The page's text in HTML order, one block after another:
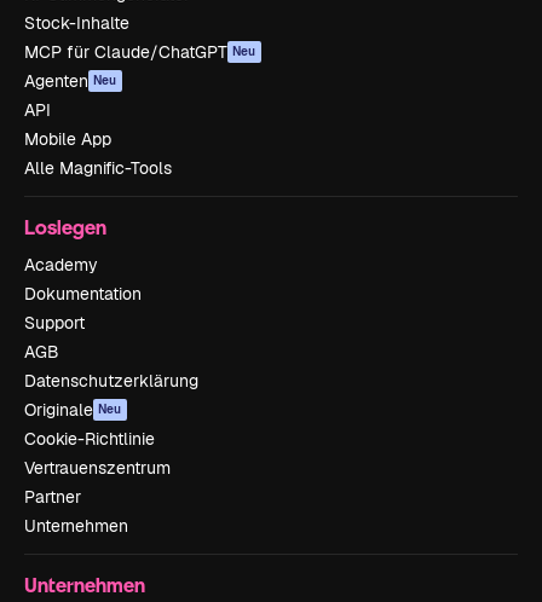
Stock-Inhalte
MCP für Claude/ChatGPT Neu
Agenten Neu
API
Mobile App
Alle Magnific-Tools
Loslegen
Academy
Dokumentation
Support
AGB
Datenschutzerklärung
Originale Neu
Cookie-Richtlinie
Vertrauenszentrum
Partner
Unternehmen
Unternehmen